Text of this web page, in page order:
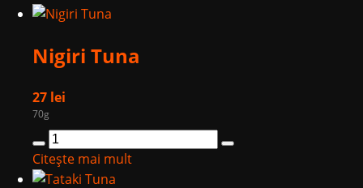
Nigiri Tuna
27 lei
70g
Cantitate
Nigiri
Tuna
Citește mai mult